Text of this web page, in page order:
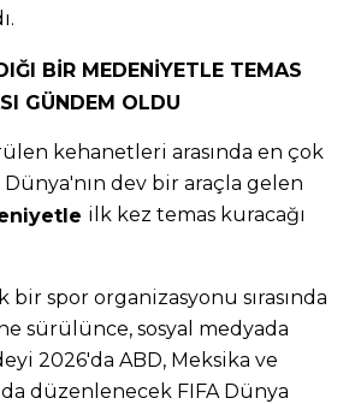
BİR MEDENİYETLE TEMAS
GÜNDEM OLDU
kehanetleri arasında en çok
Dünya'nın dev bir araçla gelen
ilk kez temas kuracağı
bir spor organizasyonu sırasında
sürülünce, sosyal medyada
2026'da ABD, Meksika ve
düzenlenecek FIFA Dünya